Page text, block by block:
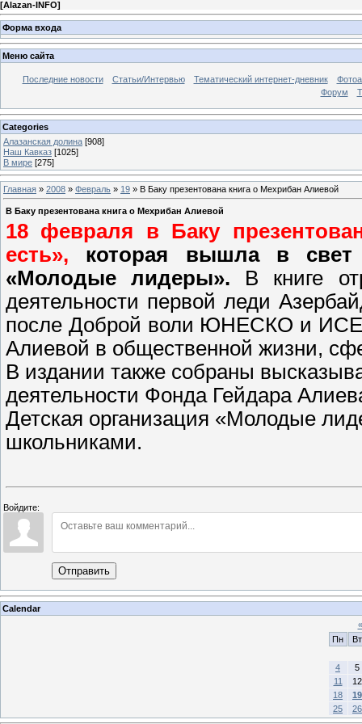
[Alazan-INFO]
Форма входа
Меню сайта
Последние новости Статьи/Интервью Тематический интернет-дневник
Форум
Categories
Алазанская долина [908]
Наш Кавказ [1025]
В мире [275]
Главная » 2008 » Февраль » 19 » В Баку презентована книга о Мехрибан Алиевой
В Баку презентована книга о Мехрибан Алиевой
18 февраля в Баку
есть», которая вышла в свет
«Молодые лидеры». В книге
деятельности первой леди
после Доброй воли ЮНЕСКО и
Алиевой в общественной жизни,
В издании также собраны
деятельности Фонда Гейдара
Детская организация «Молодые
школьниками.
Войдите:
Отправить
Calendar
«
Пн
Вт
4
5
11
12
18
19
25
26